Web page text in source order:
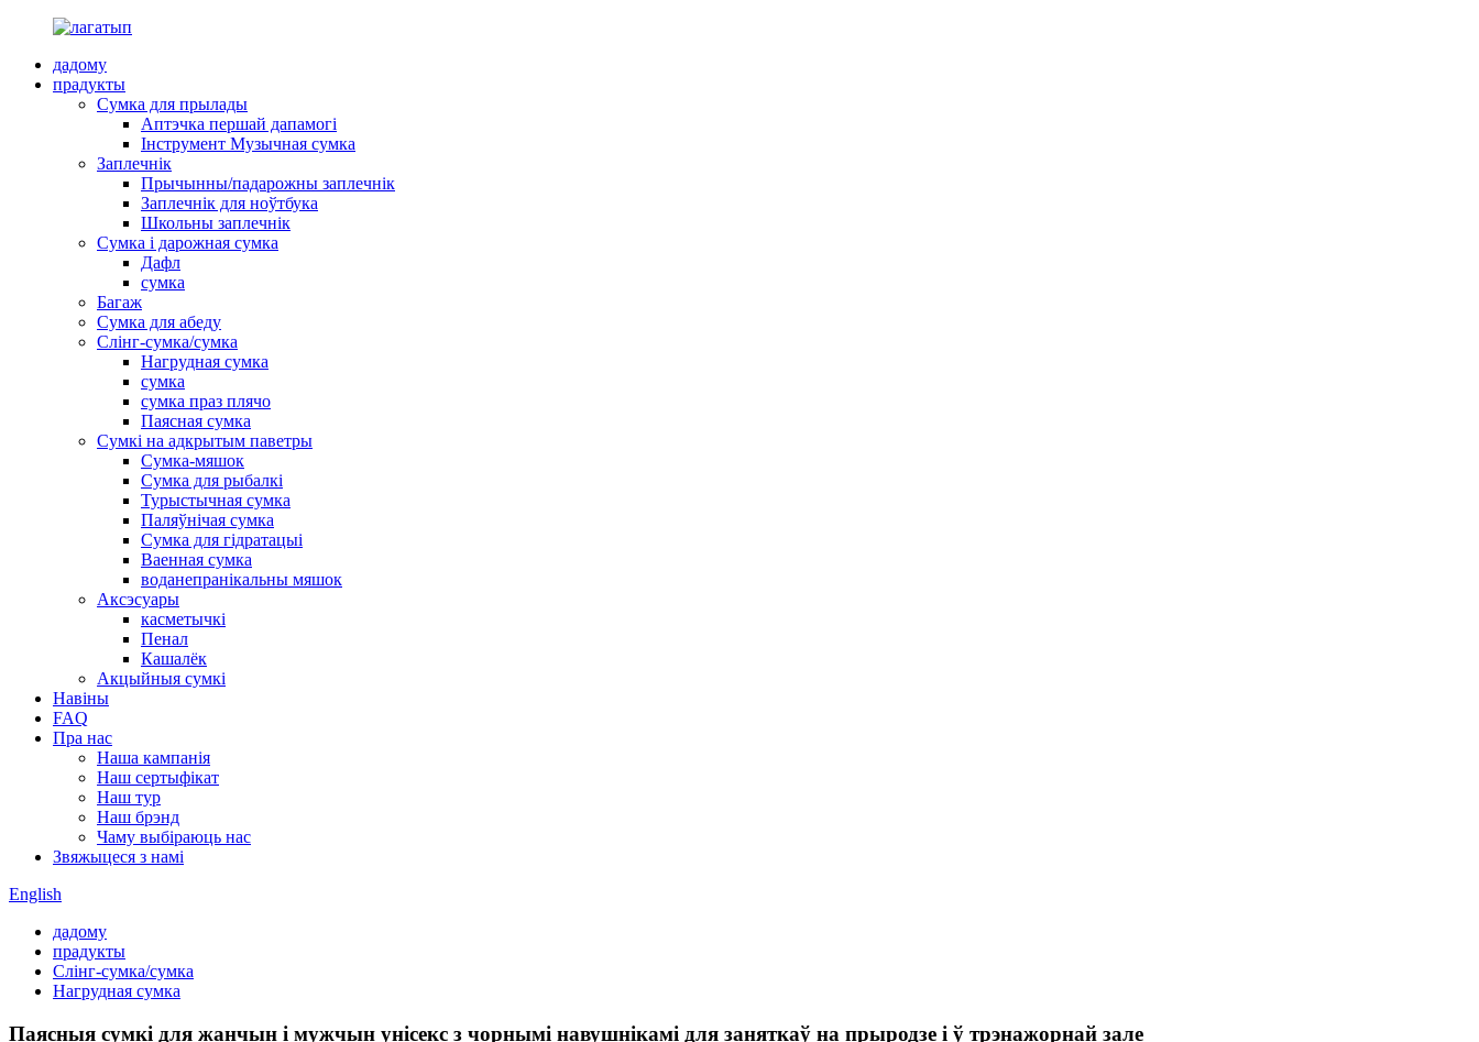
дадому
прадукты
Сумка для прылады
Аптэчка першай дапамогі
Інструмент Музычная сумка
Заплечнік
Прычынны/падарожны заплечнік
Заплечнік для ноўтбука
Школьны заплечнік
Сумка і дарожная сумка
Дафл
сумка
Багаж
Сумка для абеду
Слінг-сумка/сумка
Нагрудная сумка
сумка
сумка праз плячо
Паясная сумка
Сумкі на адкрытым паветры
Сумка-мяшок
Сумка для рыбалкі
Турыстычная сумка
Паляўнічая сумка
Сумка для гідратацыі
Ваенная сумка
воданепранікальны мяшок
Аксэсуары
касметычкі
Пенал
Кашалёк
Акцыйныя сумкі
Навіны
FAQ
Пра нас
Наша кампанія
Наш сертыфікат
Наш тур
Наш брэнд
Чаму выбіраюць нас
Звяжыцеся з намі
English
дадому
прадукты
Слінг-сумка/сумка
Нагрудная сумка
Паясныя сумкі для жанчын і мужчын унісекс з чорнымі навушнікамі для заняткаў на прыродзе і ў трэнажорнай зале